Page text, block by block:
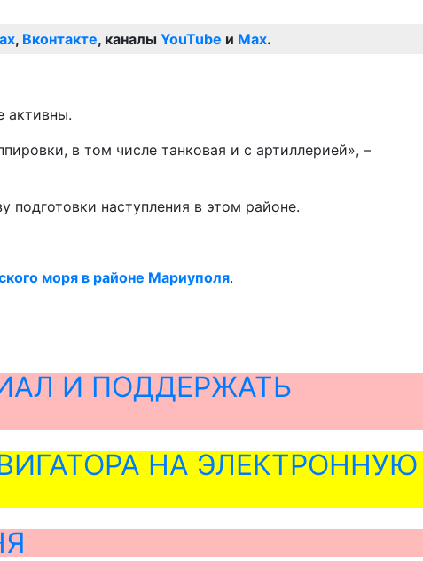
, Вконтакте, каналы YouTube и Max.
активны.
в том числе танковая и с артиллерией», –
наступления в этом районе.
моря в районе Мариуполя.
И ПОДДЕРЖАТЬ
НА ЭЛЕКТРОННУЮ